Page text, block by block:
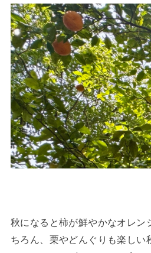
秋になると柿が鮮やかなオレン
ちろん、栗やどんぐりも楽しい